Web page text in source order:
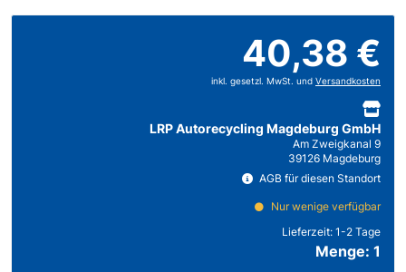
40,38 €
inkl. gesetzl. MwSt. und Versandkosten
LRP Autorecycling Magdeburg GmbH
Am Zweigkanal 9
39126 Magdeburg
AGB für diesen Standort
Nur wenige verfügbar
Lieferzeit: 1-2 Tage
Menge: 1